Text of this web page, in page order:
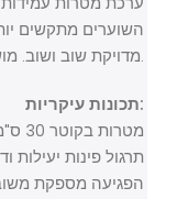
השוערים מתקשים יותר
מטרות בקוטר 30 ס"מ עם חיבור סקוטש מהיר
תרגול פינות יעילות
הפגיעה מספקת משוב